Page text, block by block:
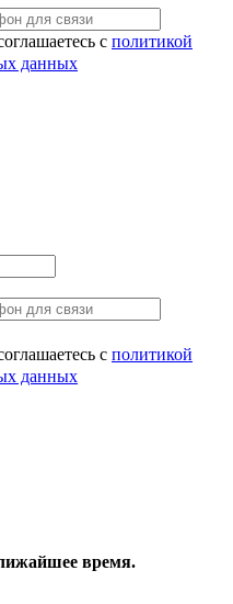
с политикой
данных
с политикой
данных
время.